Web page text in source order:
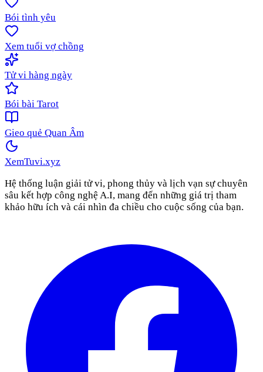
Bói tình yêu
Xem tuổi vợ chồng
Tử vi hàng ngày
Bói bài Tarot
Gieo quẻ Quan Âm
XemTuvi.xyz
Hệ thống luận giải tử vi, phong thủy và lịch vạn sự chuyên
sâu kết hợp công nghệ A.I, mang đến những giá trị tham
khảo hữu ích và cái nhìn đa chiều cho cuộc sống của bạn.